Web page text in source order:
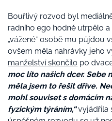
Bouřlivý rozvod byl
radního ego hodně utrpělo
„vážené“ osobě mu půjdou
ovšem měla nahrávky jeho
manželství skončilo po
moc líto našich dcer. Sebe
měla jsem to řešit dříve.
mohl souviset s domácím
fyzickým týráním,“vyjádřila